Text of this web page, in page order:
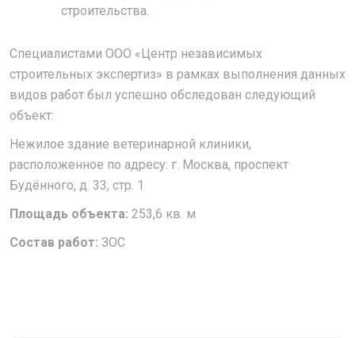
строительства.
Специалистами ООО «Центр независимых
строительных экспертиз» в рамках выполнения данных
видов работ был успешно обследован следующий
объект:
Нежилое здание ветеринарной клиники,
расположенное по адресу: г. Москва, проспект
Будённого, д. 33, стр. 1
Площадь объекта: 253,6 кв. м
Состав работ: ЗОС